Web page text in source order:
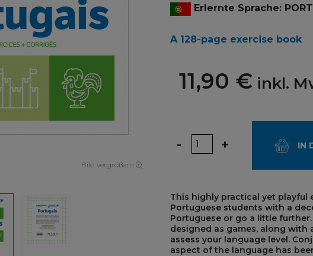
Bild vergrößern
Erlernte Sprache:
A 128-page exercise book
11,90 €inkl.
Menge
- + IN
This highly practical yet playful
Portuguese students with a
Portuguese or go a little
designed as games, along with
assess your language level.
aspect of the language has